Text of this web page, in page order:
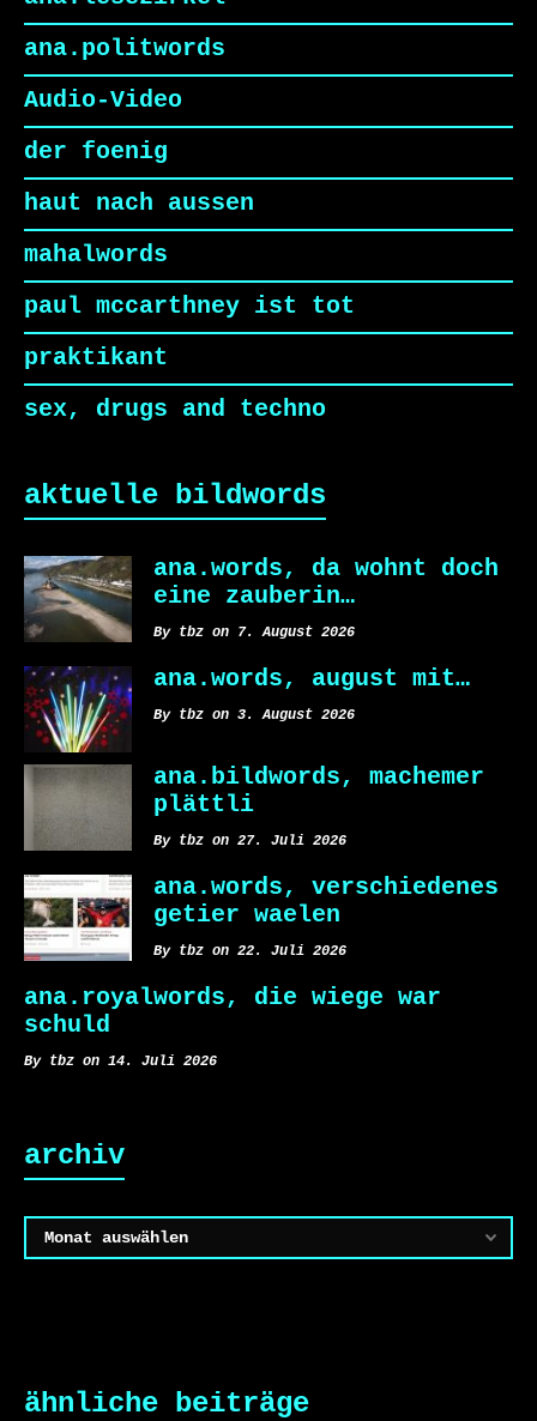
ana.politwords
Audio-Video
der foenig
haut nach aussen
mahalwords
paul mccarthney ist tot
praktikant
sex, drugs and techno
aktuelle bildwords
ana.words, da wohnt doch
eine zauberin…
By tbz on 7. August 2026
ana.words, august mit…
By tbz on 3. August 2026
ana.bildwords, machemer
plättli
By tbz on 27. Juli 2026
ana.words, verschiedenes
getier waelen
By tbz on 22. Juli 2026
ana.royalwords, die wiege war
schuld
By tbz on 14. Juli 2026
archiv
Archiv
ähnliche beiträge